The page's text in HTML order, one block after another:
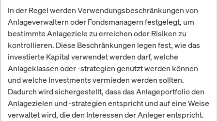
In der Regel werden Verwendungsbeschränkungen von
Anlageverwaltern oder Fondsmanagern festgelegt, um
bestimmte Anlageziele zu erreichen oder Risiken zu
kontrollieren. Diese Beschränkungen legen fest, wie das
investierte Kapital verwendet werden darf, welche
Anlageklassen oder -strategien genutzt werden können
und welche Investments vermieden werden sollten.
Dadurch wird sichergestellt, dass das Anlageportfolio den
Anlagezielen und -strategien entspricht und auf eine Weise
verwaltet wird, die den Interessen der Anleger entspricht.